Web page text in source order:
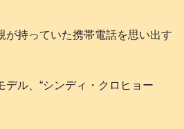
が持っていた携帯電話を思い出す
デル、“シンディ・クロヒョー